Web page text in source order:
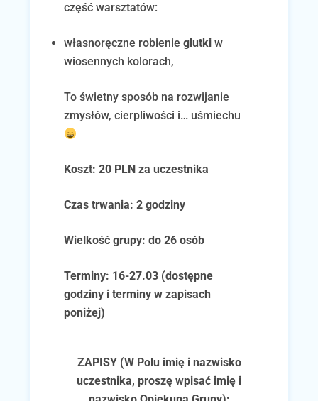
część warsztatów:
własnoręczne robienie glutki w
wiosennych kolorach,
To świetny sposób na rozwijanie
zmysłów, cierpliwości i… uśmiechu
Koszt: 20 PLN za uczestnika
Czas trwania: 2 godziny
Wielkość grupy: do 26 osób
Terminy: 16-27.03 (dostępne
godziny i terminy w zapisach
poniżej)
ZAPISY (W Polu imię i nazwisko
uczestnika, proszę wpisać imię i